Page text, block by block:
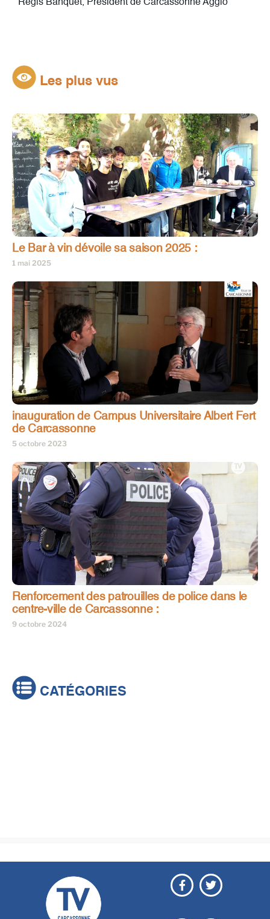
Régis Banquet, Président de Carcassonne Agglo’
Les plus vus
Le Bar à vin dévoile sa saison 2025 :
1 mai 2025
inauguration de Campus Universitaire Albert Fert
de Carcassonne
5 octobre 2023
Renforcement des patrouilles de police dans le
centre-ville de Carcassonne :
9 octobre 2024
CATÉGORIES